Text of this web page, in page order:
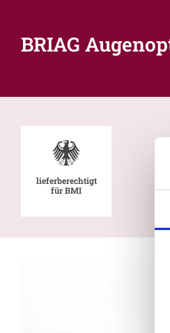
BRIAG
lieferberechtigt
für BMI